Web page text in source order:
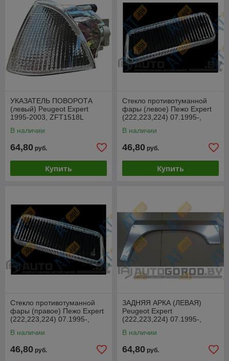
УКАЗАТЕЛЬ ПОВОРОТА
(левый) Peugeot Expert
1995-2003, ZFT1518L
В наличии
64,80 руб.
Купить
Стекло противотуманной
фары (левое) Пежо Expert
(222,223,224) 07.1995-,
В наличии
46,80 руб.
Купить
Стекло противотуманной
фары (правое) Пежо Expert
(222,223,224) 07.1995-,
В наличии
46,80 руб.
ЗАДНЯЯ АРКА (ЛЕВАЯ)
Peugeot Expert
(222,223,224) 07.1995-,
В наличии
64,80 руб.